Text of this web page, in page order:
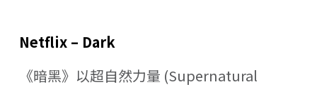
Netflix – Dark
《暗黑》以超自然力量 (Supernatural